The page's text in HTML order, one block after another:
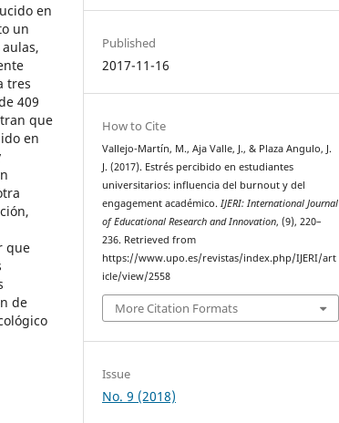
en
un
tres
409
que
en
que
de
Published
2017-11-16
How to Cite
Vallejo-Martín, M., Aja Valle, J., & Plaza Angulo, J.
J. (2017). Estrés percibido en estudiantes
universitarios: influencia del burnout y del
engagement académico.IJERI: International Journal
of Educational Research and Innovation, (9), 220–
236. Retrieved from
https://www.upo.es/revistas/index.php/IJERI/art
icle/view/2558
More Citation Formats
Issue
No. 9 (2018)